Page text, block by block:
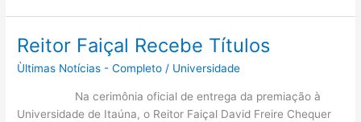
Reitor Faiçal Recebe Títulos
Ùltimas Notícias - Completo / Universidade
Na cerimônia oficial de entrega da premiação à
Universidade de Itaúna, o Reitor Faiçal David Freire Chequer
Reitor
Faiçal
Recebe